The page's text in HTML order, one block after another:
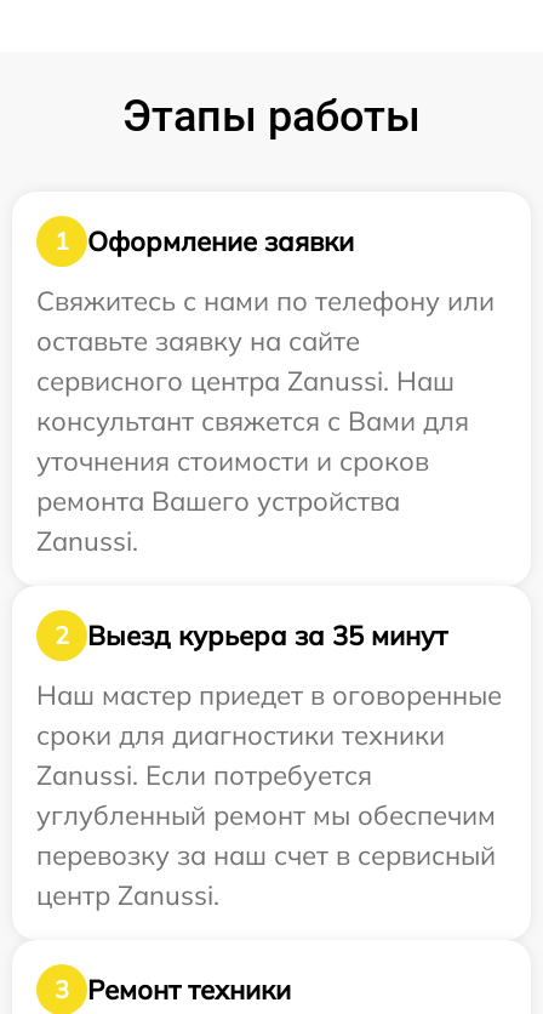
Этапы работы
1
Оформление заявки
Свяжитесь с нами по телефону или
оставьте заявку на сайте
сервисного центра Zanussi. Наш
консультант свяжется с Вами для
уточнения стоимости и сроков
ремонта Вашего устройства
Zanussi.
2
Выезд курьера за 35 минут
Наш мастер приедет в оговоренные
сроки для диагностики техники
Zanussi. Если потребуется
углубленный ремонт мы обеспечим
перевозку за наш счет в сервисный
центр Zanussi.
3 Ремонт техники